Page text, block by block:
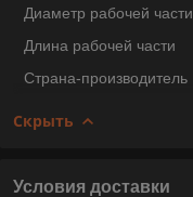
Диаметр рабочей части
Длина рабочей части
Страна-производитель
Скрыть
Условия доставки